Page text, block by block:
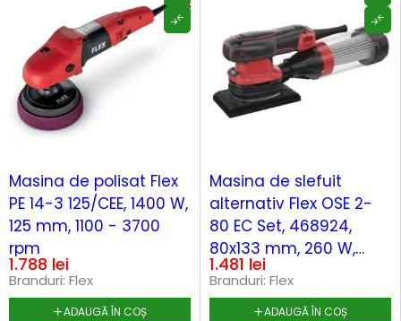
Masina de polisat Flex
PE 14-3 125/CEE, 1400 W,
125 mm, 1100 - 3700
rpm
1.788 lei
Branduri: Flex
ADAUGĂ ÎN COȘ
Masina de slefuit
alternativ Flex OSE 2-
80 EC Set, 468924,
80x133 mm, 260 W,
8000-12000 rpm, valiza
L-Boxx 136 + TKE
1.481 lei
Branduri: Flex
ADAUGĂ ÎN COȘ